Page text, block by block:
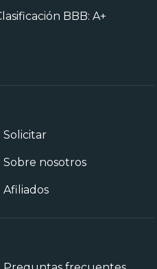
BBB: A+
Solicitar
Sobre nosotros
Afiliados